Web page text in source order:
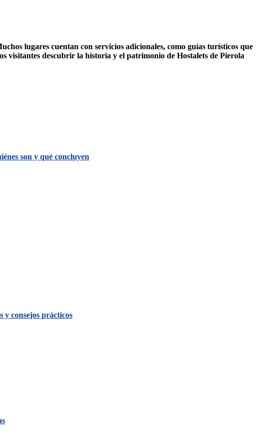
lugares cuentan con servicios adicionales, como guías turísticos que
visitantes descubrir la historia y el patrimonio de Hostalets de Pierola
son y qué concluyen
y consejos prácticos